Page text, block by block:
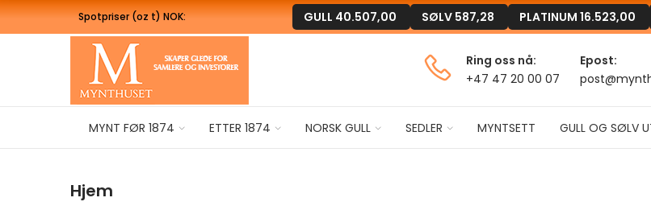
Spotpriser (oz t) NOK:
Ring oss nå:
+47 47 20 00 07
Epost:
MYNT FØR 1874 ETTER 1874 NORSK GULL SEDLER MYNTSETT GULL OG SØLV
GULL 40.507,00 SØLV 587,28 PLATINUM 16.523,00
Hjem